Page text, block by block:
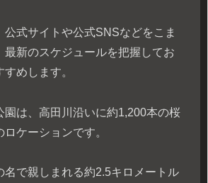
公式サイトや公式SNSなどをこま
最新のスケジュールを把握してお
めします。
園は、高田川沿いに約1,200本の桜
ケーションです。
名で親しまれる約2.5キロメートル